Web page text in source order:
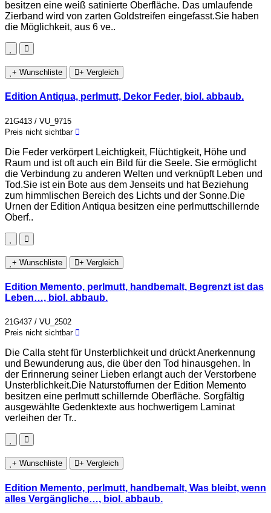
besitzen eine weiß satinierte Oberfläche. Das umlaufende
Zierband wird von zarten Goldstreifen eingefasst.Sie haben
die Möglichkeit, aus 6 ve..
+ Wunschliste + Vergleich
Edition Antiqua, perlmutt, Dekor Feder, biol. abbaub.
21G413 / VU_9715
Preis nicht sichtbar
Die Feder verkörpert Leichtigkeit, Flüchtigkeit, Höhe und
Raum und ist oft auch ein Bild für die Seele. Sie ermöglicht
die Verbindung zu anderen Welten und verknüpft Leben und
Tod.Sie ist ein Bote aus dem Jenseits und hat Beziehung
zum himmlischen Bereich des Lichts und der Sonne.Die
Urnen der Edition Antiqua besitzen eine perlmuttschillernde
Oberf..
+ Wunschliste + Vergleich
Edition Memento, perlmutt, handbemalt, Begrenzt ist das
Leben…, biol. abbaub.
21G437 / VU_2502
Preis nicht sichtbar
Die Calla steht für Unsterblichkeit und drückt Anerkennung
und Bewunderung aus, die über den Tod hinausgehen. In
der Erinnerung seiner Lieben erlangt auch der Verstorbene
Unsterblichkeit.Die Naturstoffurnen der Edition Memento
besitzen eine perlmutt schillernde Oberfläche. Sorgfältig
ausgewählte Gedenktexte aus hochwertigem Laminat
verleihen der Tr..
+ Wunschliste + Vergleich
Edition Memento, perlmutt, handbemalt, Was bleibt, wenn
alles Vergängliche…, biol. abbaub.